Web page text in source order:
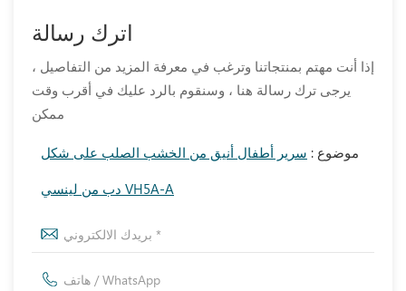
اترك رسالة
إذا أنت مهتم بمنتجاتنا وترغب في معرفة المزيد من التفاصيل ،
يرجى ترك رسالة هنا ، وسنقوم بالرد عليك في أقرب وقت
ممكن
موضوع : سرير أطفال أنيق من الخشب الصلب على شكل
دب من لينسي VH5A-A